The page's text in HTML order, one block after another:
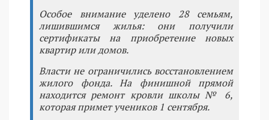
Особое внимание уделено 28 семьям,
лишившимся жилья: они получили
сертификаты на приобретение новых
квартир или домов.
Власти не ограничились восстановлением
жилого фонда. На финишной прямой
находится ремонт кровли школы № 6,
которая примет учеников 1 сентября.